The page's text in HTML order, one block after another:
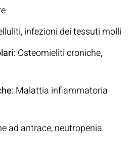
infezioni dei tessuti molli
Osteomieliti croniche,
Malattia infiammatoria
ad antrace, neutropenia